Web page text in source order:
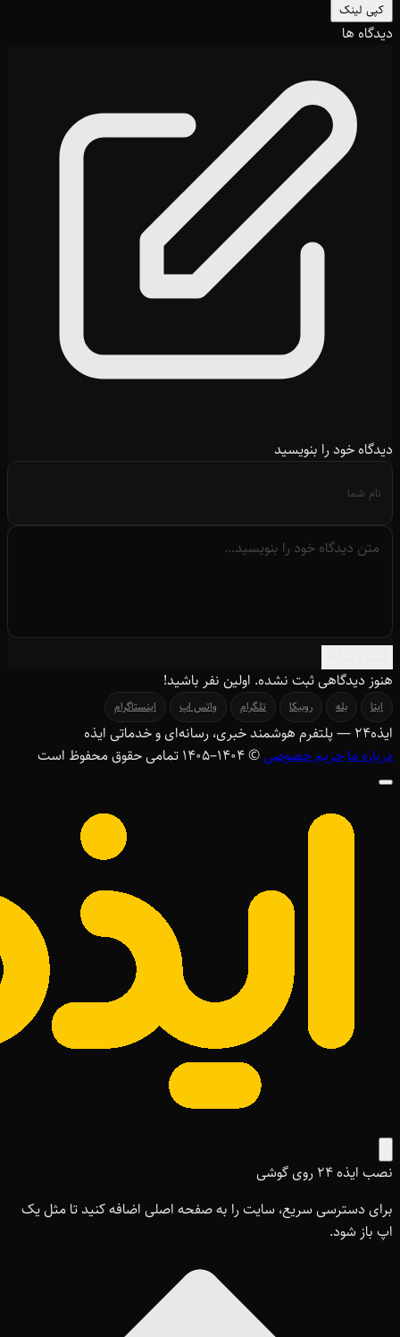
کپی لینک
دیدگاه ها
دیدگاه خود را بنویسید
هنوز دیدگاهی ثبت نشده. اولین نفر باشید!
ایتا بله روبیکا تلگرام واتس اپ اینستاگرام
ایذه۲۴ — پلتفرم هوشمند خبری، رسانه‌ای و خدماتی ایذه
درباره ماحریم خصوصی© ۱۴۰۴–1405 تمامی حقوق محفوظ است
نصب ایذه ۲۴ روی گوشی
برای دسترسی سریع، سایت را به صفحه اصلی اضافه کنید تا مثل یک
اپ باز شود.